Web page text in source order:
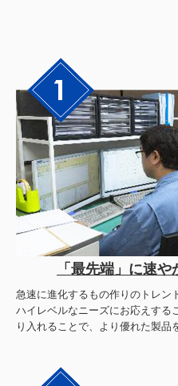
「最先端」に速
急速に進化するもの作りのトレン
ハイレベルなニーズにお応えする
り入れることで、より優れた製品